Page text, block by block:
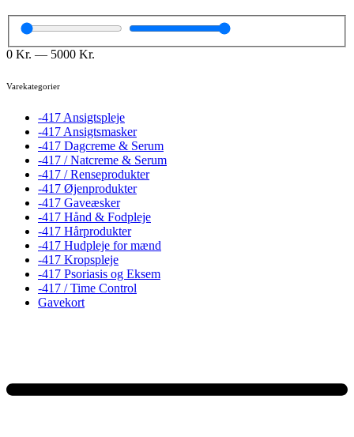
0 Kr. — 5000 Kr.
Varekategorier
-417 Ansigtspleje
-417 Ansigtsmasker
-417 Dagcreme & Serum
-417 / Natcreme & Serum
-417 / Renseprodukter
-417 Øjenprodukter
-417 Gaveæsker
-417 Hånd & Fodpleje
-417 Hårprodukter
-417 Hudpleje for mænd
-417 Kropspleje
-417 Psoriasis og Eksem
-417 / Time Control
Gavekort